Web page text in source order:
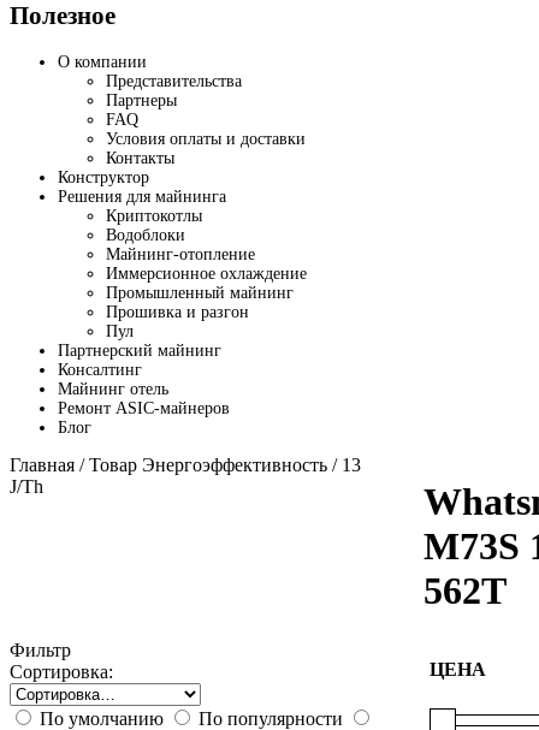
Полезное
О компании
Представительства
Партнеры
FAQ
Условия оплаты и доставки
Контакты
Конструктор
Решения для майнинга
Криптокотлы
Водоблоки
Майнинг-отопление
Иммерсионное охлаждение
Промышленный майнинг
Прошивка и разгон
Пул
Партнерский майнинг
Консалтинг
Майнинг отель
Ремонт ASIC-майнеров
Блог
Главная / Товар Энергоэффективность / 13
J/Th
M73S
562T
Фильтр
Сортировка:
По умолчанию
По популярности
ЦЕНА